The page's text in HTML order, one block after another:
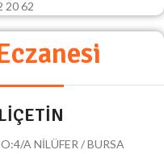
20 62
A NİLÜFER / BURSA